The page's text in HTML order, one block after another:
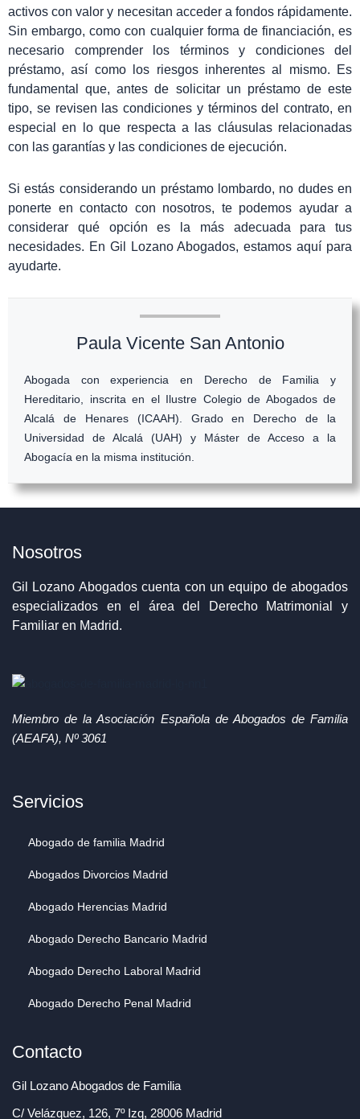
activos con valor y necesitan acceder a fondos rápidamente.
Sin embargo, como con cualquier forma de financiación, es
necesario comprender los términos y condiciones del
préstamo, así como los riesgos inherentes al mismo. Es
fundamental que, antes de solicitar un préstamo de este
tipo, se revisen las condiciones y términos del contrato, en
especial en lo que respecta a las cláusulas relacionadas
con las garantías y las condiciones de ejecución.
Si estás considerando un préstamo lombardo, no dudes en
ponerte en contacto con nosotros, te podemos ayudar a
considerar qué opción es la más adecuada para tus
necesidades. En Gil Lozano Abogados, estamos aquí para
ayudarte.
Paula Vicente San Antonio
Abogada con experiencia en Derecho de Familia y
Hereditario, inscrita en el Ilustre Colegio de Abogados de
Alcalá de Henares (ICAAH). Grado en Derecho de la
Universidad de Alcalá (UAH) y Máster de Acceso a la
Abogacía en la misma institución.
Nosotros
Gil Lozano Abogados cuenta con un equipo de abogados
especializados en el área del Derecho Matrimonial y
Familiar en Madrid.
Miembro de la Asociación Española de Abogados de Familia
(AEAFA), Nº 3061
Servicios
Abogado de familia Madrid
Abogados Divorcios Madrid
Abogado Herencias Madrid
Abogado Derecho Bancario Madrid
Abogado Derecho Laboral Madrid
Abogado Derecho Penal Madrid
Contacto
Gil Lozano Abogados de Familia
C/ Velázquez, 126, 7º Izq, 28006 Madrid